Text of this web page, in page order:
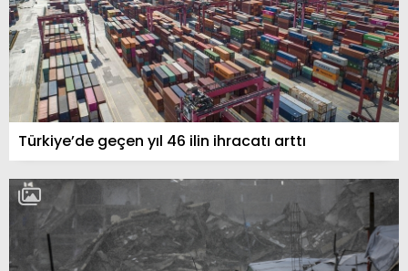
Türkiye’de geçen yıl 46 ilin ihracatı arttı